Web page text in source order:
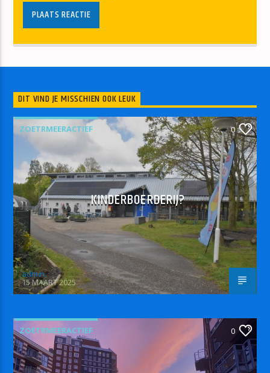
DIT VIND JE MISSCHIEN OOK LEUK
ZOETRMEERACTIEF 0
KINDERBOERDERIJ?
admin
15 MAART 2025
ZOETRMEERACTIEF 0